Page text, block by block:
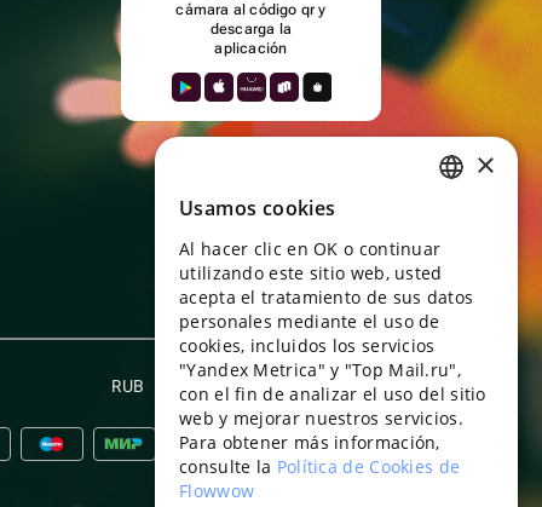
cámara al código qr y
descarga la
aplicación
RUB Español
ENGLISH
UKRAINIAN
PORTUGUESE
SPANISH
HUNGARIAN
ITALIAN
×
Usamos cookies
Al hacer clic en OK o continuar
utilizando este sitio web, usted
acepta el tratamiento de sus datos
personales mediante el uso de
cookies, incluidos los servicios
"Yandex Metrica" y "Top Mail.ru",
con el fin de analizar el uso del sitio
web y mejorar nuestros servicios.
Para obtener más información,
consulte la Política de Cookies de
Flowwow